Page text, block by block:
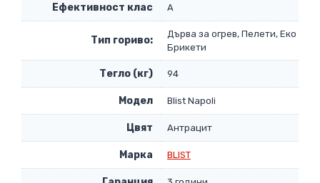
Eфективност клас А
Тип гориво:
Дърва за огрев, Пелети, Еко
Брикети
Тегло (кг) 94
Модел Blist Napoli
Цвят Антрацит
Марка BLIST